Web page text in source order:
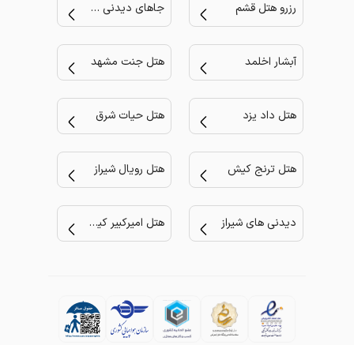
رزرو هتل قشم جاهای دیدنی مشهد
آبشار اخلمد هتل جنت مشهد
هتل داد یزد هتل حیات شرق
هتل ترنج کیش هتل رویال شیراز
دیدنی های شیراز هتل امیرکبیر کیش